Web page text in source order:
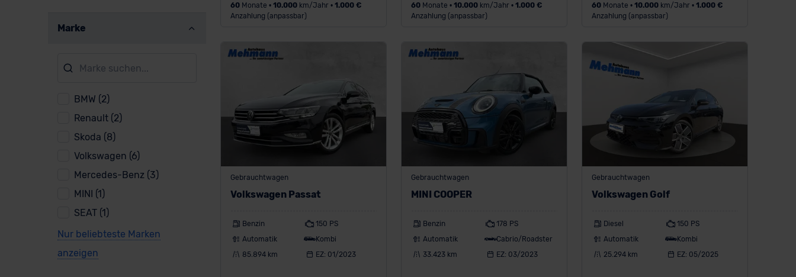
Marke
BMW (2)
Renault (2)
Skoda (8)
Volkswagen (6)
Mercedes-Benz (3)
MINI (1)
SEAT (1)
Nur beliebteste Marken
anzeigen
60 Monate •10.000 km/Jahr •1.000 €
Anzahlung (anpassbar)
60 Monate •10.000 km/Jahr •1.000 €
Anzahlung (anpassbar)
60 Monate •10.000 km/Jahr •1.000 €
Anzahlung (anpassbar)
Gebrauchtwagen
Volkswagen Passat
Benzin
150 PS
Automatik
Kombi
85.894 km
EZ: 01/2023
Gebrauchtwagen
MINI COOPER
Benzin
178 PS
Automatik
Cabrio/Roadster
33.423 km
EZ: 03/2023
Gebrauchtwagen
Volkswagen Golf
Diesel
150 PS
Automatik
Kombi
25.294 km
EZ: 05/2025